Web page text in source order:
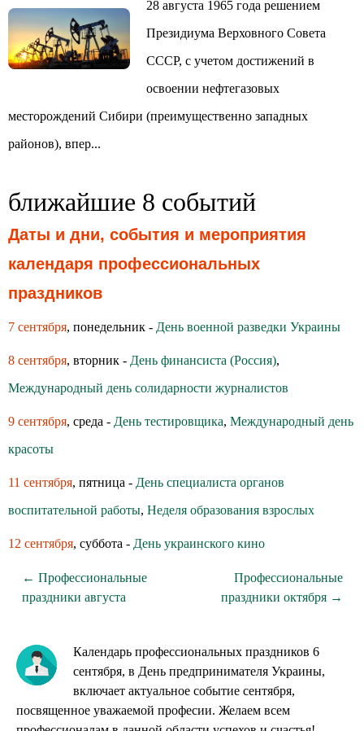
28 августа 1965 года решением
Президиума Верховного Совета
СССР, с учетом достижений в
освоении нефтегазовых
месторождений Сибири (преимущественно западных
районов), впер...
ближайшие 8 событий
Даты и дни, события и мероприятия
календаря профессиональных
праздников
7 сентября, понедельник - День военной разведки Украины
8 сентября, вторник - День финансиста (Россия),
Международный день солидарности журналистов
9 сентября, среда - День тестировщика, Международный день
красоты
11 сентября, пятница - День специалиста органов
воспитательной работы, Неделя образования взрослых
12 сентября, суббота - День украинского кино
← Профессиональные
праздники августа
Профессиональные
праздники октября →
Календарь профессиональных праздников 6
сентября, в День предпринимателя Украины,
включает актуальное событие сентября,
посвященное уважаемой професии. Желаем всем